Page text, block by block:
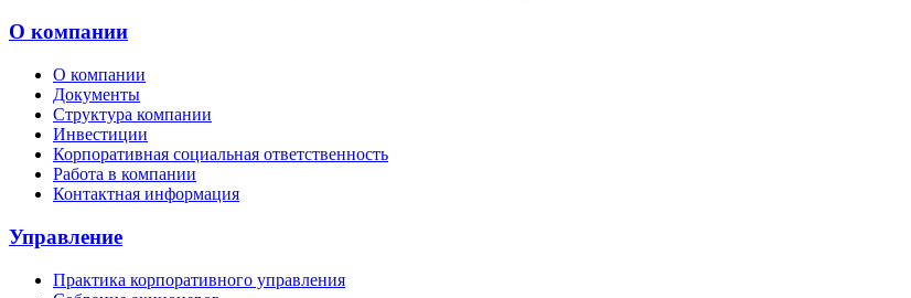
О компании
О компании
Документы
Структура компании
Инвестиции
Корпоративная социальная ответственность
Работа в компании
Контактная информация
Управление
Практика корпоративного управления